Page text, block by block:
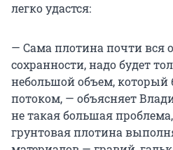
легко удастся:
— Сама плотина почти вся
сохранности, надо будет
небольшой объем,
потоком, — объясняет
не такая большая
грунтовая плотина